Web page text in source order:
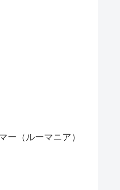
（ルーマニア）